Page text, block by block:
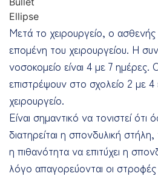
Μετά το χειρουργείο, ο ασθενής
επομένη του χειρουργείου. Η
νοσοκομείο είναι 4 με 7
επιστρέψουν στο σχολείο 2 με
χειρουργείο.
Είναι σημαντικό να τονιστεί ότι
διατηρείται η σπονδυλική
η πιθανότητα να επιτύχει η
λόγο απαγορεύονται οι